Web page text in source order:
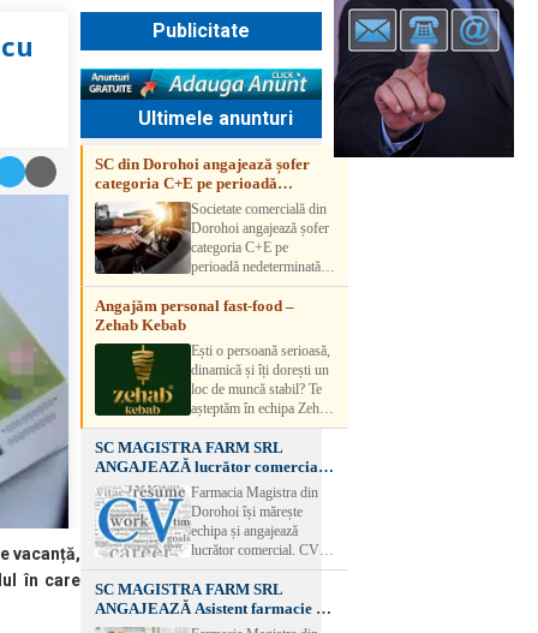
vacanță,
în care
Publicitate
Ultimele anunturi
SC din Dorohoi angajează șofer
categoria C+E pe perioadă
nedeterminatăSocietate comercială din
Dorohoi angajează șofer
categoria C+E pe
perioadă nedeterminată.
Candidatul trebuie să
aibă experiență și atestat
detalii, vă rog să sunați la
numărul de telefon.
Angajăm personal fast-food –
Zehab Kebab
Ești o persoană serioasă,
dinamică și îți dorești un
loc de muncă stabil? Te
așteptăm în echipa Zehab
Kebab! Posturi
disponibile: -
SHAORMAR AJUTOR
BUCATAR 2/posturi -
LUCRATOR
COMERCIAL
VANZATOR /2 posturi
muncă Program flexibil
Salariu motivant, în
funcție de experienț
SC MAGISTRA FARM SRL
ANGAJEAZĂ lucrător comercial –
DOROHOI
Farmacia Magistra din
Dorohoi își mărește
echipa și angajează
lucrător comercial. CV-
urile se pot depune: * la
sediul Farmaciei
Magistra – Bulevardul
Victoriei nr. 23, Dorohoi
SC MAGISTRA FARM SRL
ANGAJEAZĂ Asistent farmacie –
DOROHOI